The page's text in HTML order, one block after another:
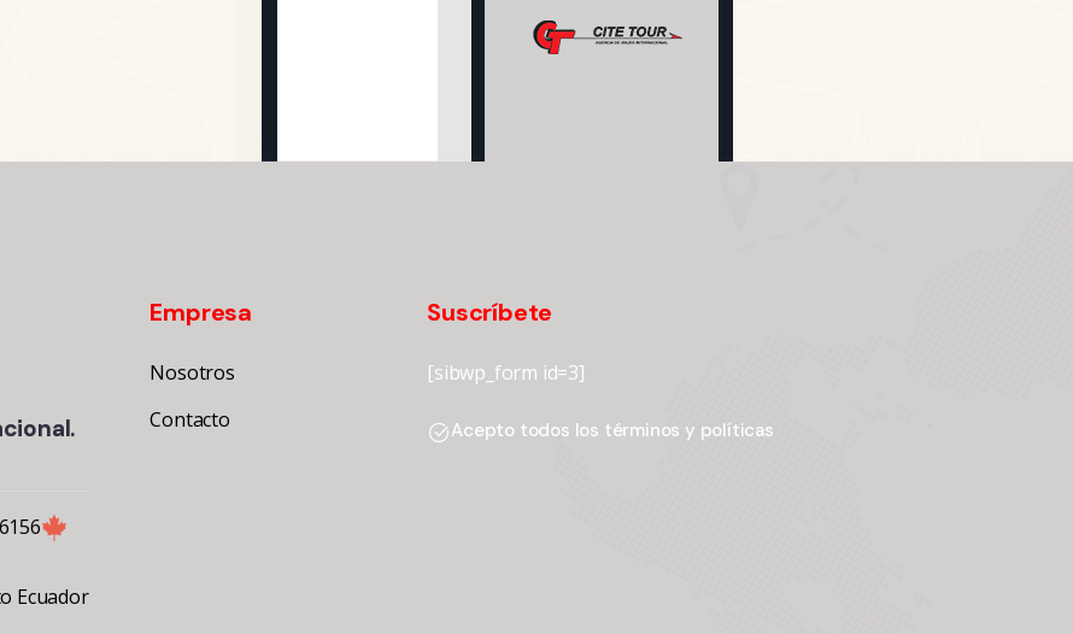
Ecuador
Empresa
Nosotros
Contacto
Suscríbete
[sibwp_form id=3]
Acepto todos los términos y políticas